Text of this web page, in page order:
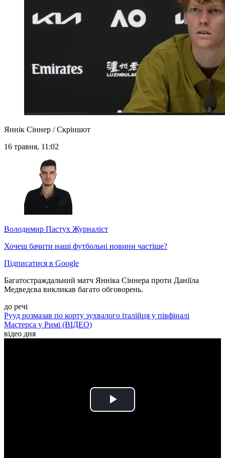
Яннік Сіннер / Скріншот
16 травня, 11:02
Володимир Пастух Журналіст
Хочеш бачити наші футбольні новини частіше?
Підписатися в Google
Багатостраждальний матч Янніка Сіннера проти Даніїла
Медведєва викликав багато обговорень.
до речі
Рууд розмазав по корту зухвалого італійця у півфіналі
Мастерса у Римі (ВІДЕО)
відео дня
Play